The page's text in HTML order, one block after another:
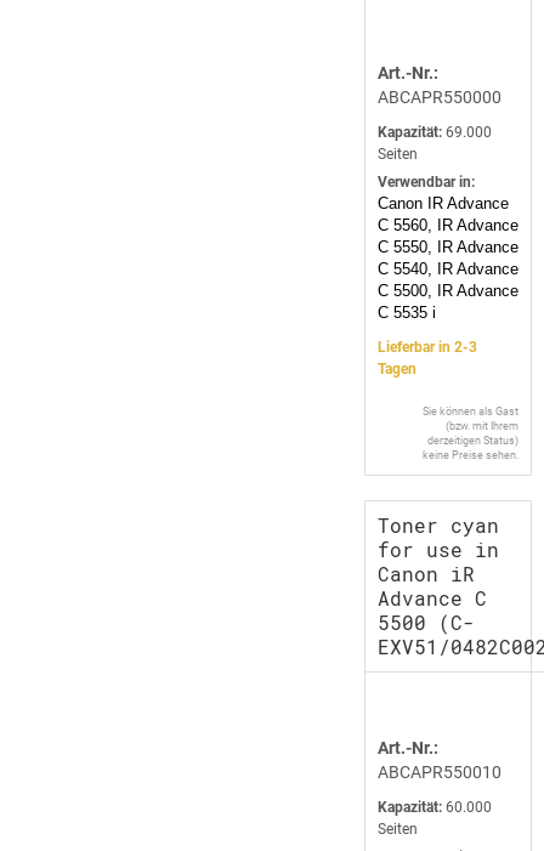
Art.-Nr.:
ABCAPR550000
Kapazität: 69.000
Seiten
Verwendbar in:
Canon IR Advance
C 5560, IR Advance
C 5550, IR Advance
C 5540, IR Advance
C 5500, IR Advance
C 5535 i
Lieferbar in 2-3
Tagen
Sie können als Gast
(bzw. mit Ihrem
derzeitigen Status)
keine Preise sehen.
Toner cyan
for use in
Canon iR
Advance C
5500 (C-
EXV51/
Art.-Nr.:
ABCAPR550010
Kapazität: 60.000
Seiten